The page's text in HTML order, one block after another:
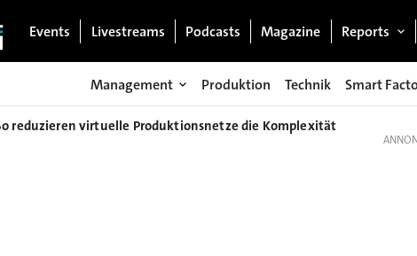
Events Livestreams Podcasts Magazine Reports
Management Produktion Technik Smart
reduzieren virtuelle Produktionsnetze die Komplexität